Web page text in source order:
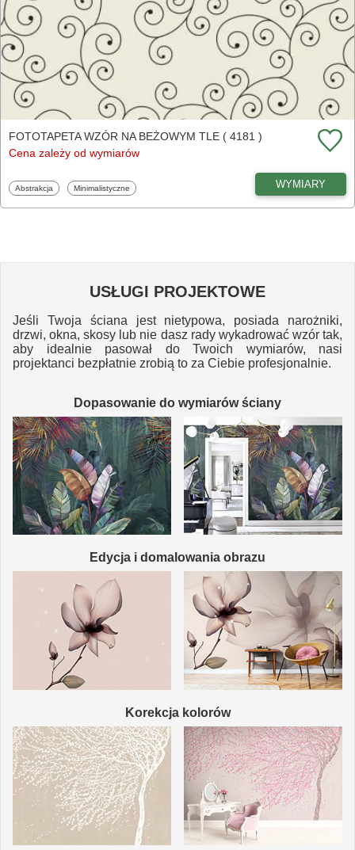
FOTOTAPETA WZÓR NA BEŻOWYM TLE ( 4181 )
Cena zależy od wymiarów
Fototapety
Abstrakcja Fototapety
Minimalistyczne WYMIARY
USŁUGI PROJEKTOWE
Jeśli Twoja ściana jest nietypowa, posiada narożniki,
drzwi, okna, skosy lub nie dasz rady wykadrować wzór tak,
aby idealnie pasował do Twoich wymiarów, nasi
projektanci bezpłatnie zrobią to za Ciebie profesjonalnie.
Dopasowanie do wymiarów ściany
Edycja i domalowania obrazu
Korekcja kolorów